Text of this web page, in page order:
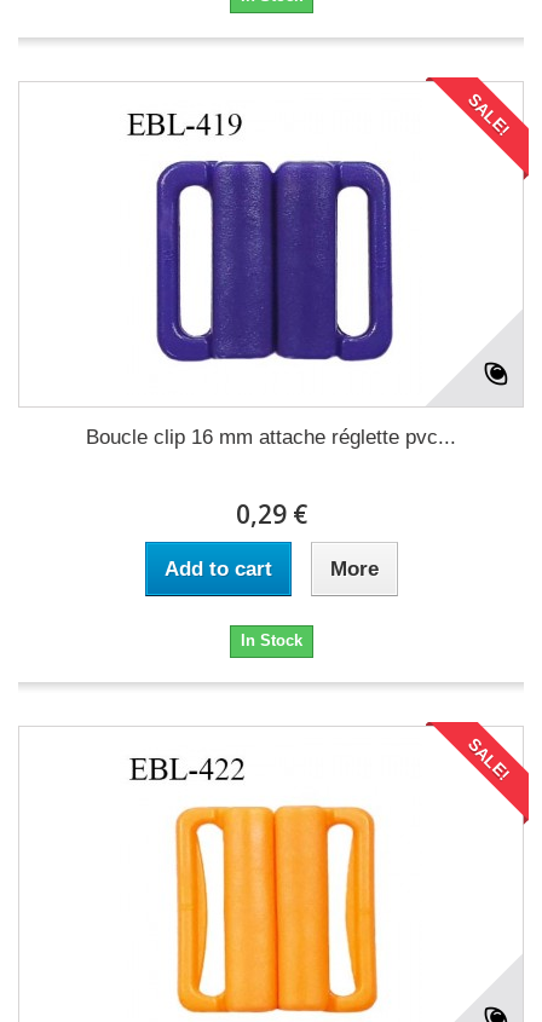
SALE!
Boucle clip 16 mm attache réglette pvc...
0,29 €
Add to cart More
In Stock
SALE!